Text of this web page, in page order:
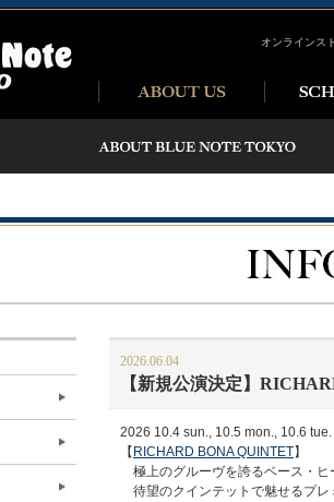
オンラインス
2026.06.04
【新規公演決定】
2026 10.4 sun., 10.5 mon., 10.6 tue.
【 RICHARD BONA QUINTET】
極上のグルーヴを誇るベース・ヒ
待望のクインテットで魅せるプレ